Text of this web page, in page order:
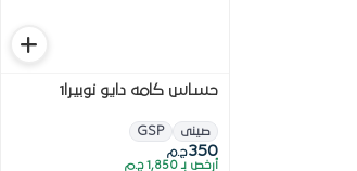
حساس كامه دايو نوبيرا1
صينى GSP
350ج.م
أرخص بـ 1,850 ج.م